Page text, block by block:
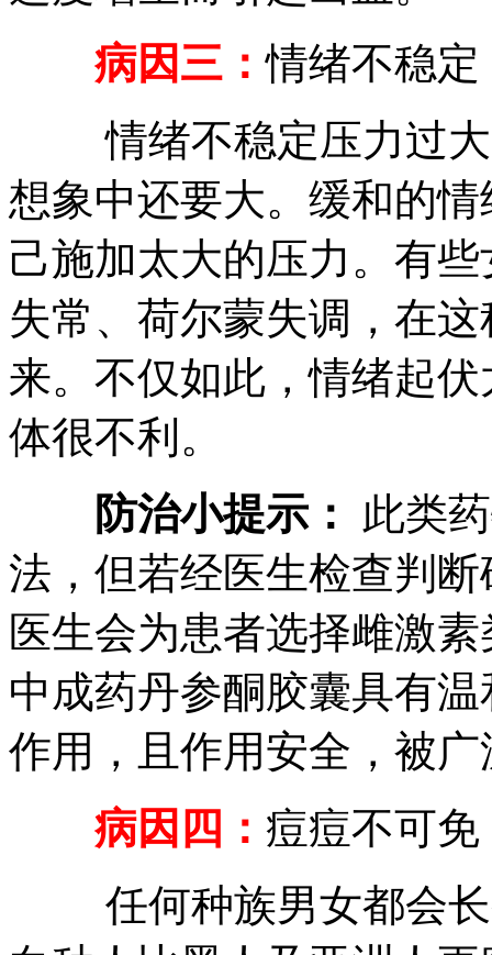
病因三：情绪不稳
情绪不稳定压力过大
想象中还要大。缓和的
己施加太大的压力。有
失常、荷尔蒙失调，在
来。不仅如此，情绪起
体很不利。
防治小提示：
此类
法，但若经医生检查判
医生会为患者选择雌激
中成药丹参酮胶囊具有
作用，且作用安全，被
病因四： 痘痘不可
任何种族男女都会长